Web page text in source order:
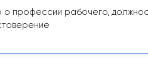
о профессии рабочего,